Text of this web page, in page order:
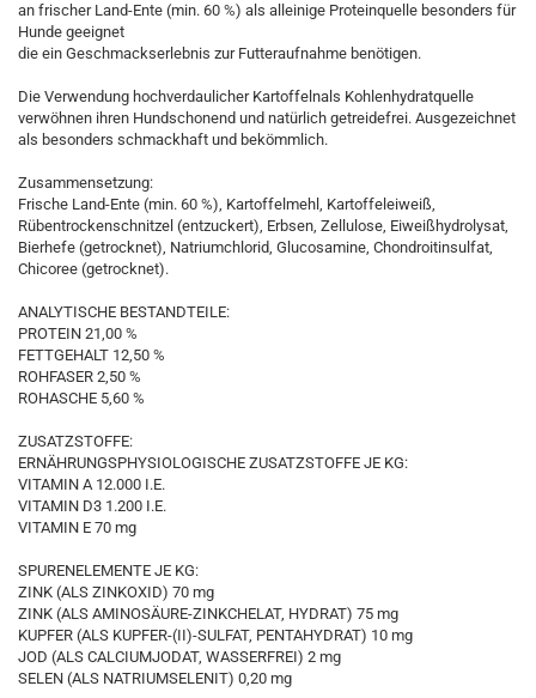
an frischer Land-Ente (min. 60 %) als alleinige Proteinquelle besonders für
Hunde geeignet
die ein Geschmackserlebnis zur Futteraufnahme benötigen.
Die Verwendung hochverdaulicher Kartoffelnals Kohlenhydratquelle
verwöhnen ihren Hundschonend und natürlich getreidefrei. Ausgezeichnet
als besonders schmackhaft und bekömmlich.
Zusammensetzung:
Frische Land-Ente (min. 60 %), Kartoffelmehl, Kartoffeleiweiß,
Rübentrockenschnitzel (entzuckert), Erbsen, Zellulose, Eiweißhydrolysat,
Bierhefe (getrocknet), Natriumchlorid, Glucosamine, Chondroitinsulfat,
Chicoree (getrocknet).
ANALYTISCHE BESTANDTEILE:
PROTEIN 21,00 %
FETTGEHALT 12,50 %
ROHFASER 2,50 %
ROHASCHE 5,60 %
ZUSATZSTOFFE:
ERNÄHRUNGSPHYSIOLOGISCHE ZUSATZSTOFFE JE KG:
VITAMIN A 12.000 I.E.
VITAMIN D3 1.200 I.E.
VITAMIN E 70 mg
SPURENELEMENTE JE KG:
ZINK (ALS ZINKOXID) 70 mg
ZINK (ALS AMINOSÄURE-ZINKCHELAT, HYDRAT) 75 mg
KUPFER (ALS KUPFER-(II)-SULFAT, PENTAHYDRAT) 10 mg
JOD (ALS CALCIUMJODAT, WASSERFREI) 2 mg
SELEN (ALS NATRIUMSELENIT) 0,20 mg